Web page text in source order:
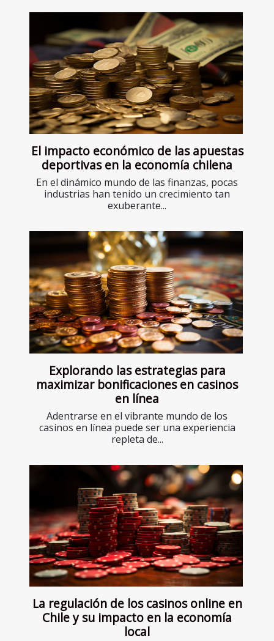
El impacto económico de las apuestas
deportivas en la economía chilena
En el dinámico mundo de las finanzas, pocas
industrias han tenido un crecimiento tan
exuberante...
Explorando las estrategias para
maximizar bonificaciones en casinos
en línea
Adentrarse en el vibrante mundo de los
casinos en línea puede ser una experiencia
repleta de...
La regulación de los casinos online en
Chile y su impacto en la economía
local